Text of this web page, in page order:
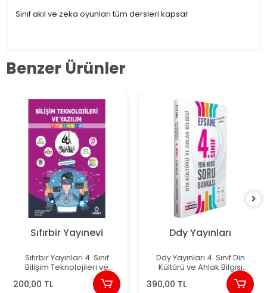
Sınıf akıl ve zeka oyunları tüm dersleri kapsar
Benzer Ürünler
Sıfırbir Yayınevi
Sıfırbir Yayınları 4. Sınıf
Bilişim Teknolojileri ve
200,00 TL
Ddy Yayınları
Ddy Yayınları 4. Sınıf Din
Kültürü ve Ahlak Bilgisi
Efsane Yeni Nesil Soru
Bankası
390,00 TL